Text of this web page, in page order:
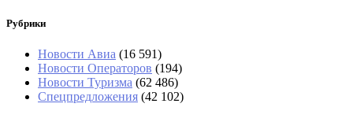
Рубрики
Новости Авиа (16 591)
Новости Операторов (194)
Новости Туризма (62 486)
Спецпредложения (42 102)